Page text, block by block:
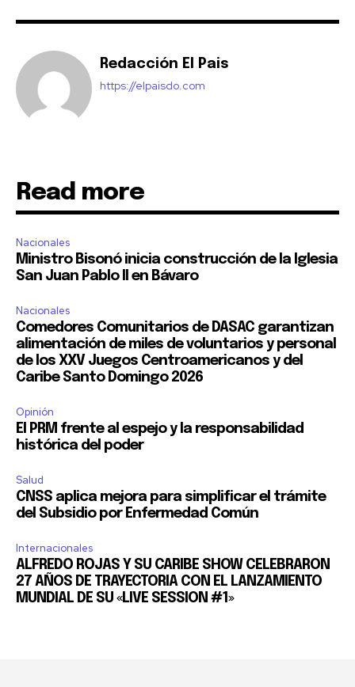
Redacción El Pais
https://elpaisdo.com
Read more
Nacionales
Ministro Bisonó inicia construcción de la Iglesia
San Juan Pablo II en Bávaro
Nacionales
Comedores Comunitarios de DASAC garantizan
alimentación de miles de voluntarios y personal
de los XXV Juegos Centroamericanos y del
Caribe Santo Domingo 2026
Opinión
El PRM frente al espejo y la responsabilidad
histórica del poder
Salud
CNSS aplica mejora para simplificar el trámite
del Subsidio por Enfermedad Común
Internacionales
ALFREDO ROJAS Y SU CARIBE SHOW CELEBRARON
27 AÑOS DE TRAYECTORIA CON EL LANZAMIENTO
MUNDIAL DE SU «LIVE SESSION #1»